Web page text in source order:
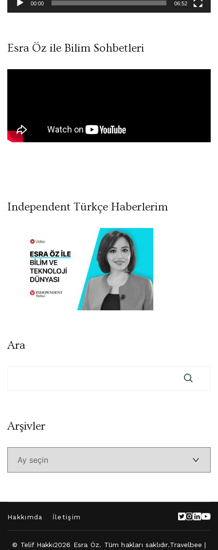
00:00 06:52
Esra Öz ile Bilim Sohbetleri
Independent Türkçe Haberlerim
Ara
ArşivlerArşivler
Hakkımda İletişim
© Telif Hakkı2026 Esra Öz. Tüm hakları saklıdır.Travelbee |